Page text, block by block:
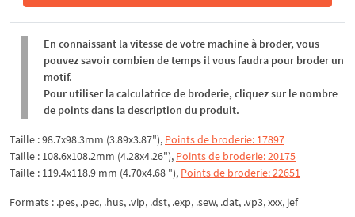
Dans le panier
En connaissant la vitesse de votre machine à broder, vous
pouvez savoir combien de temps il vous faudra pour broder un
motif.
Pour utiliser la calculatrice de broderie, cliquez sur le nombre
de points dans la description du produit.
Taille : 98.7x98.3mm (3.89x3.87"), Points de broderie: 17897
Taille : 108.6x108.2mm (4.28x4.26"), Points de broderie: 20175
Taille : 119.4x118.9 mm (4.70x4.68 "), Points de broderie: 22651
Formats : .pes, .pec, .hus, .vip, .dst, .exp, .sew, .dat, .vp3, xxx, jef